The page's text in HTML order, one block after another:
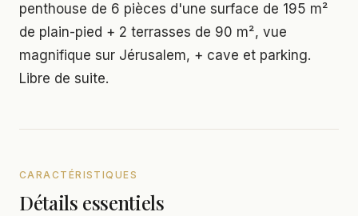
penthouse de 6 pièces d'une surface de 195 m²
de plain-pied + 2 terrasses de 90 m², vue
magnifique sur Jérusalem, + cave et parking.
Libre de suite.
CARACTÉRISTIQUES
Détails essentiels